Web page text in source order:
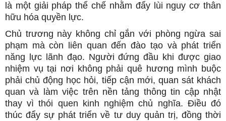
là một giải pháp thể chế nhằm đẩy lùi nguy cơ thân
hữu hóa quyền lực.
Chủ trương này không chỉ gắn với phòng ngừa sai
phạm mà còn liên quan đến đào tạo và phát triển
năng lực lãnh đạo. Người đứng đầu khi được giao
nhiệm vụ tại nơi không phải quê hương mình buộc
phải chủ động học hỏi, tiếp cận mới, quan sát khách
quan và làm việc trên nền tảng thông tin cập nhật
thay vì thói quen kinh nghiệm chủ nghĩa. Điều đó
thúc đẩy sự phát triển về tư duy quản trị, đồng thời